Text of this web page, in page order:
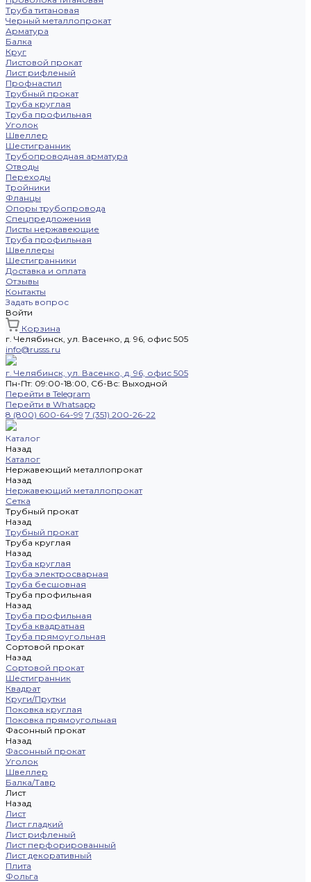
Труба титановая
Черный металлопрокат
Арматура
Балка
Круг
Листовой прокат
Лист рифленый
Профнастил
Трубный прокат
Труба круглая
Труба профильная
Уголок
Швеллер
Шестигранник
Трубопроводная арматура
Отводы
Переходы
Тройники
Фланцы
Опоры трубопровода
Спецпредложения
Листы нержавеющие
Труба профильная
Швеллеры
Шестигранники
Доставка и оплата
Отзывы
Контакты
Задать вопрос
Войти
Корзина
г. Челябинск, ул. Васенко, д. 96, офис 505
info@russs.ru
г. Челябинск, ул. Васенко, д. 96, офис 505
Пн-Пт: 09:00-18:00, Cб-Вс: Выходной
Перейти в Telegram
Перейти в Whatsapp
8 (800) 600-64-99 7 (351) 200-26-22
Каталог
Назад
Каталог
Нержавеющий металлопрокат
Назад
Нержавеющий металлопрокат
Сетка
Трубный прокат
Назад
Трубный прокат
Труба круглая
Назад
Труба круглая
Труба электросварная
Труба бесшовная
Труба профильная
Назад
Труба профильная
Труба квадратная
Труба прямоугольная
Сортовой прокат
Назад
Сортовой прокат
Шестигранник
Квадрат
Круги/Прутки
Поковка круглая
Поковка прямоугольная
Фасонный прокат
Назад
Фасонный прокат
Уголок
Швеллер
Балка/Тавр
Лист
Назад
Лист
Лист гладкий
Лист рифленый
Лист перфорированный
Лист декоративный
Плита
Фольга